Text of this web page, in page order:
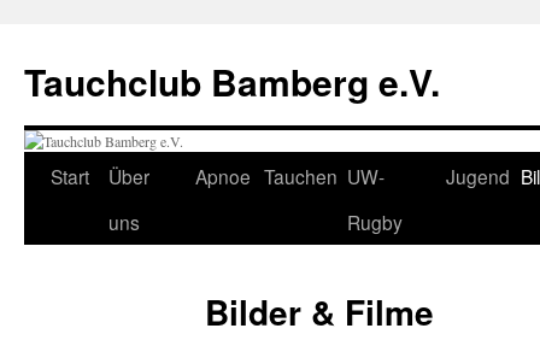
Tauchclub Bamberg e.V.
Start
Über
uns
Apnoe Tauchen UW-
Rugby
Jugend
Bilder & Filme